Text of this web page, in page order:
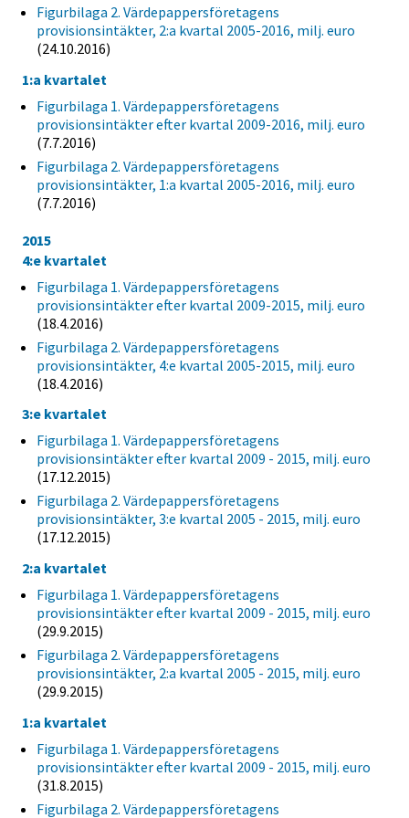
Figurbilaga 2. Värdepappersföretagens
provisionsintäkter, 2:a kvartal 2005-2016, milj. euro
(24.10.2016)
1:a kvartalet
Figurbilaga 1. Värdepappersföretagens
provisionsintäkter efter kvartal 2009-2016, milj. euro
(7.7.2016)
Figurbilaga 2. Värdepappersföretagens
provisionsintäkter, 1:a kvartal 2005-2016, milj. euro
(7.7.2016)
2015
4:e kvartalet
Figurbilaga 1. Värdepappersföretagens
provisionsintäkter efter kvartal 2009-2015, milj. euro
(18.4.2016)
Figurbilaga 2. Värdepappersföretagens
provisionsintäkter, 4:e kvartal 2005-2015, milj. euro
(18.4.2016)
3:e kvartalet
Figurbilaga 1. Värdepappersföretagens
provisionsintäkter efter kvartal 2009 - 2015, milj. euro
(17.12.2015)
Figurbilaga 2. Värdepappersföretagens
provisionsintäkter, 3:e kvartal 2005 - 2015, milj. euro
(17.12.2015)
2:a kvartalet
Figurbilaga 1. Värdepappersföretagens
provisionsintäkter efter kvartal 2009 - 2015, milj. euro
(29.9.2015)
Figurbilaga 2. Värdepappersföretagens
provisionsintäkter, 2:a kvartal 2005 - 2015, milj. euro
(29.9.2015)
1:a kvartalet
Figurbilaga 1. Värdepappersföretagens
provisionsintäkter efter kvartal 2009 - 2015, milj. euro
(31.8.2015)
Figurbilaga 2. Värdepappersföretagens